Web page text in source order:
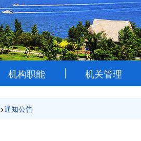
机构职能 机关管理
>通知公告